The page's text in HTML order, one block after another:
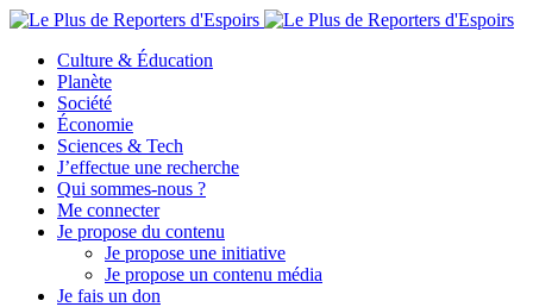
Culture & Éducation
Planète
Société
Économie
Sciences & Tech
J’effectue une recherche
Qui sommes-nous ?
Me connecter
Je propose du contenu
Je propose une initiative
Je propose un contenu média
Je fais un don